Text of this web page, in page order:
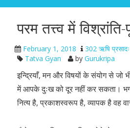
परम तत्त्व में
February 1, 2018 302 ऋषि
Tatva Gyan
by Gurukripa
इन्द्रियाँ, मन और विषयों के संयोग से जो
में आपके दुःख को दूर नहीं कर सकता।
नित्य है, प्रकाशस्वरूप है, व्यापक है वह